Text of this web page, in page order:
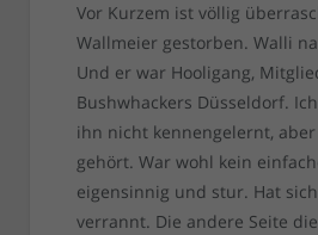
Vor Kurzem ist völlig
Wallmeier gestorben. Walli
Und er war Hooligang,
Bushwhackers Düsseldorf.
ihn nicht kennengelernt,
gehört. War wohl kein
eigensinnig und stur. Hat
verrannt. Die andere Seite